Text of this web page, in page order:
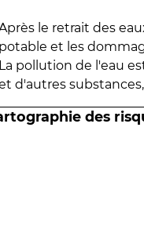
le retrait des
potable et les
La pollution de l'eau
d'autres
des